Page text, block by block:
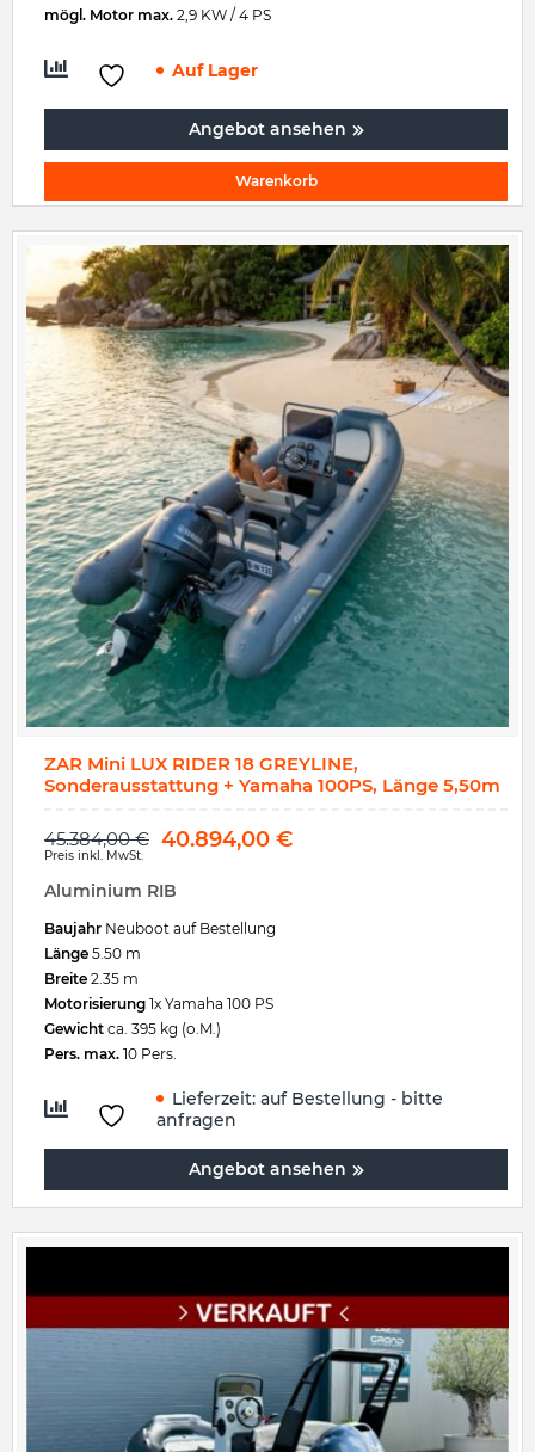
mögl. Motor max. 2,9 KW / 4 PS
Auf Lager
Angebot ansehen
Warenkorb
ZAR Mini LUX RIDER 18 GREYLINE,
Sonderausstattung + Yamaha 100PS, Länge 5,50m
45.384,00€ 40.894,00 €
Preis inkl. MwSt.
Aluminium RIB
Baujahr Neuboot auf Bestellung
Länge 5.50 m
Breite 2.35 m
Motorisierung 1x Yamaha 100 PS
Gewicht ca. 395 kg (o.M.)
Pers. max. 10 Pers.
Lieferzeit: auf Bestellung - bitte
anfragen
Angebot ansehen